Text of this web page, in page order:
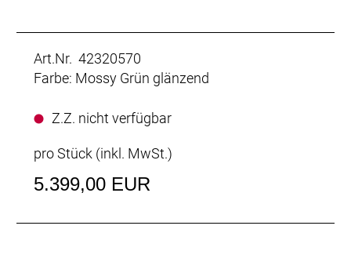
Art.Nr. 42320570
Farbe: Mossy Grün glänzend
Z.Z. nicht verfügbar
pro Stück (inkl. MwSt.)
5.399,00 EUR